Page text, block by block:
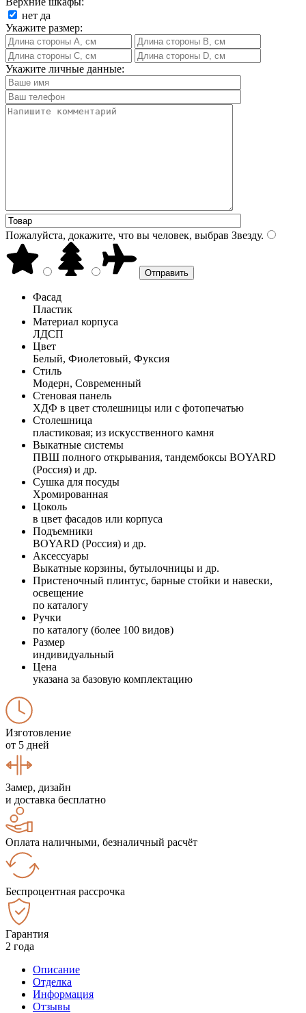
нет да
Укажите размер:
Укажите личные данные:
Пожалуйста, докажите, что вы человек, выбрав Звезду.
Фасад
Пластик
Материал корпуса
ЛДСП
Цвет
Белый, Фиолетовый, Фуксия
Стиль
Модерн, Современный
Стеновая панель
ХДФ в цвет столешницы или с фотопечатью
Столешница
пластиковая; из искусственного камня
Выкатные системы
ПВШ полного открывания, тандембоксы BOYARD
(Россия) и др.
Сушка для посуды
Хромированная
Цоколь
в цвет фасадов или корпуса
Подъемники
BOYARD (Россия) и др.
Аксессуары
Выкатные корзины, бутылочницы и др.
Пристеночный плинтус, барные стойки и навески,
освещение
по каталогу
Ручки
по каталогу (более 100 видов)
Размер
индивидуальный
Цена
указана за базовую комплектацию
Изготовление
от 5 дней
Замер, дизайн
и доставка бесплатно
Оплата наличными, безналичный расчёт
Беспроцентная рассрочка
Гарантия
2 года
Описание
Отделка
Информация
Отзывы